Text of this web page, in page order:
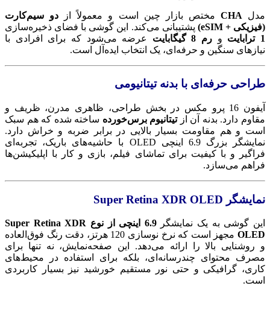
مدل CHA مختص بازار چین است و معمولاً از دو سیم‌کارت
(فیزیکی + eSIM)
پشتیبانی می‌کند. این گوشی با فضای ذخیره‌سازی
1 ترابایت
و رم 8 گیگابایت
عرضه می‌شود که برای افرادی با
نیازهای سنگین و حرفه‌ای، یک انتخاب ایده‌آل است.
طراحی حرفه‌ای با بدنه تیتانیومی
آیفون 16 پرو مکس در بخش طراحی، ظاهری مدرن، ظریف و
مقاوم دارد. بدنه آن ازتیتانیوم برس‌خورده ساخته شده که هم سبک
است و هم مقاومت بسیار بالایی در برابر ضربه و خراش دارد.
نمایشگر بزرگ 6.9 اینچی OLED با حاشیه‌های باریک، تجربه‌ای
فراگیر و با کیفیت برای تماشای فیلم، بازی و کار با اپلیکیشن‌ها
فراهم می‌سازد.
نمایشگر Super Retina XDR OLED
این گوشی به یک نمایشگر
6.9 اینچی از نوع Super Retina XDR
OLED
مجهز است که نرخ نوسازی 120 هرتز، دقت رنگ فوق‌العاده
و روشنایی بالا را ارائه می‌دهد. این صفحه‌نمایش، نه تنها برای
مصرف محتوای چندرسانه‌ای، بلکه برای استفاده در محیط‌های
کاری، گرافیکی و حتی نور مستقیم خورشید نیز بسیار کاربردی
است.